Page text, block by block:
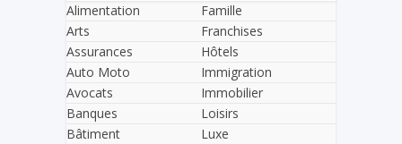
Alimentation
Arts
Assurances
Auto Moto
Avocats
Banques
Bâtiment
Famille
Franchises
Hôtels
Immigration
Immobilier
Loisirs
Luxe